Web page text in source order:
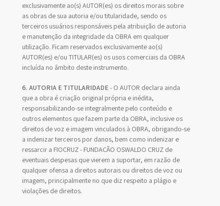
exclusivamente ao(s) AUTOR(es) os direitos morais sobre
as obras de sua autoria e/ou titularidade, sendo os
terceiros usuários responsáveis pela atribuição de autoria
e manutenção da integridade da OBRA em qualquer
utilização. Ficam reservados exclusivamente ao(s)
AUTOR(es) e/ou TITULAR(es) os usos comerciais da OBRA
incluída no âmbito deste instrumento.
6. AUTORIA E TITULARIDADE- O AUTOR declara ainda
que a obra é criação original própria e inédita,
responsabilizando-se integralmente pelo conteúdo e
outros elementos que fazem parte da OBRA, inclusive os
direitos de voz e imagem vinculados à OBRA, obrigando-se
a indenizar terceiros por danos, bem como indenizar e
ressarcir a FIOCRUZ - FUNDAÇÃO OSWALDO CRUZ de
eventuais despesas que vierem a suportar, em razão de
qualquer ofensa a direitos autorais ou direitos de voz ou
imagem, principalmente no que diz respeito a plágio e
violações de direitos.